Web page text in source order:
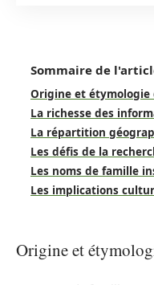
Sommaire de
Origine et étymologie
La richesse des
La répartition
Les défis de la
Les noms de famille
Les implications
Origine et